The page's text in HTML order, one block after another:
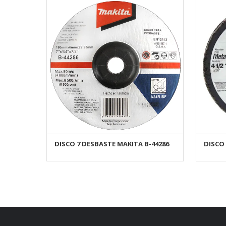
AÑADIR AL CARRITO
DISCO 7 DESBASTE MAKITA B-44286